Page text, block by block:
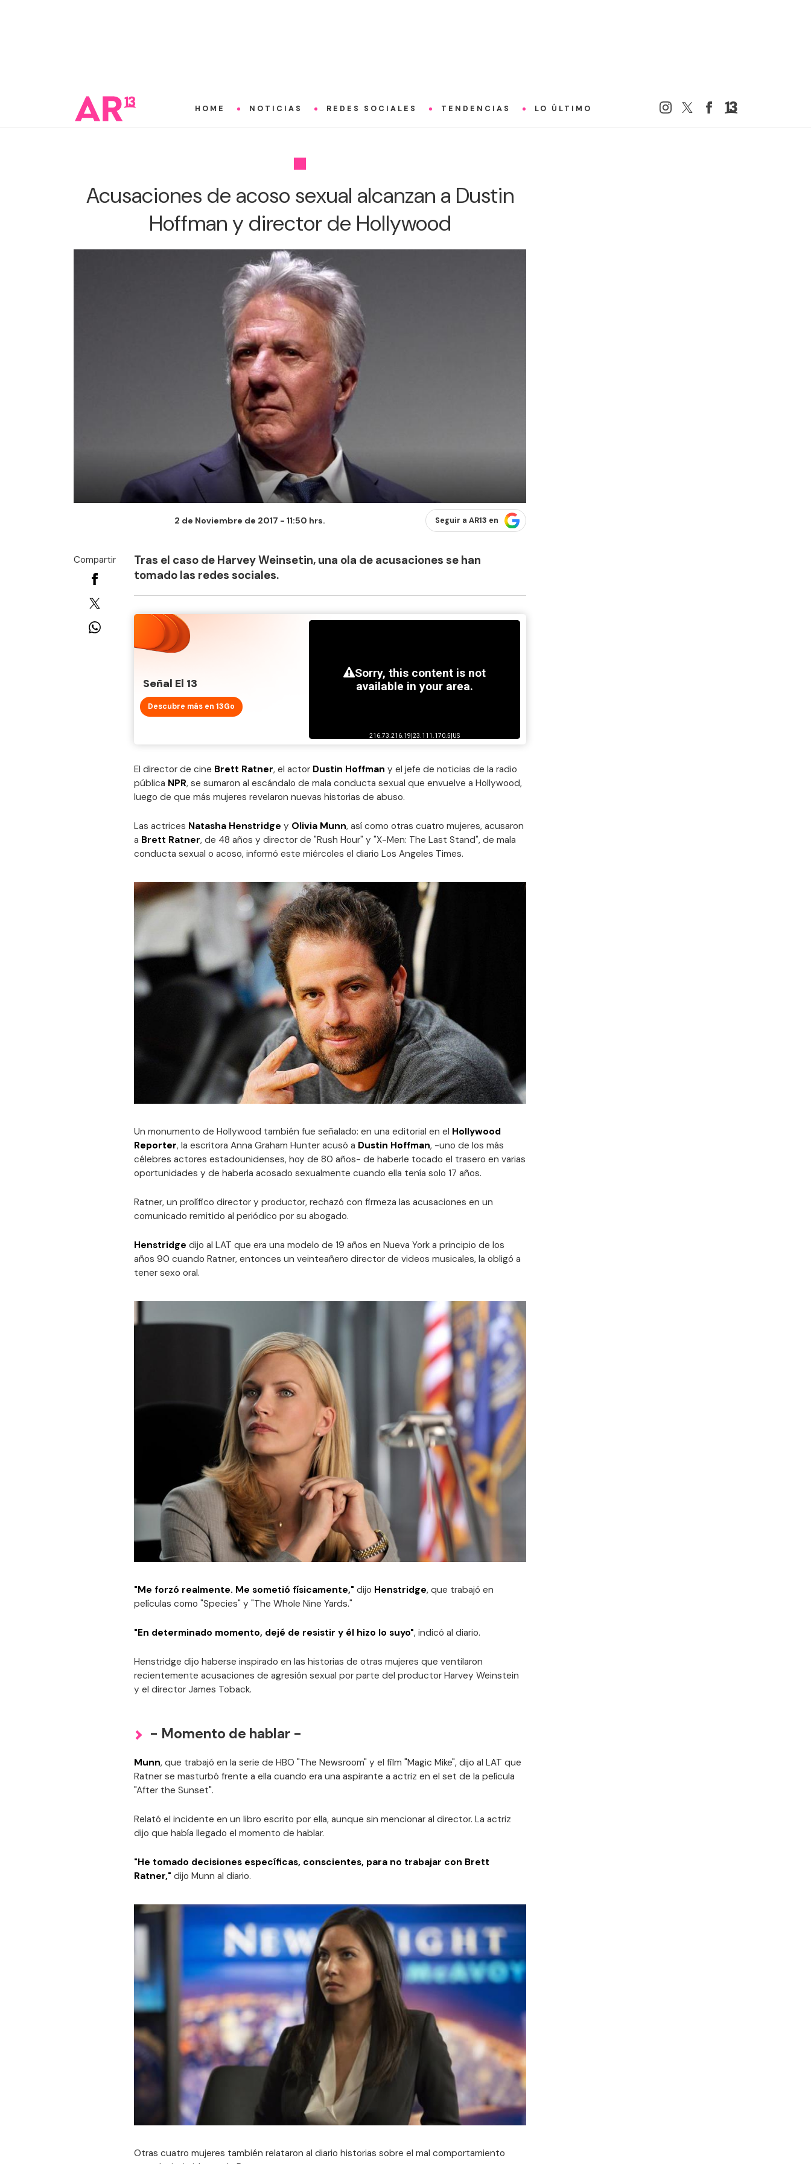
HOME NOTICIAS REDES SOCIALES TENDENCIAS LO ÚLTIMO
Acusaciones de acoso sexual alcanzan a Dustin
Hoffman y director de Hollywood
2 de Noviembre de 2017 - 11:50 hrs. Seguir a AR13 en
Compartir
Tras el caso de Harvey Weinsetin, una ola de acusaciones se han
tomado las redes sociales.
Señal El 13
Descubre más en 13Go
El director de cine Brett Ratner, el actor Dustin Hoffman y el jefe de noticias de la radio
pública NPR, se sumaron al escándalo de mala conducta sexual que envuelve a Hollywood,
luego de que más mujeres revelaron nuevas historias de abuso.
Las actrices Natasha Henstridge y Olivia Munn, así como otras cuatro mujeres, acusaron
a Brett Ratner, de 48 años y director de "Rush Hour" y "X-Men: The Last Stand", de mala
conducta sexual o acoso, informó este miércoles el diario Los Angeles Times.
Un monumento de Hollywood también fue señalado: en una editorial en el Hollywood
Reporter, la escritora Anna Graham Hunter acusó a Dustin Hoffman, -uno de los más
célebres actores estadounidenses, hoy de 80 años- de haberle tocado el trasero en varias
oportunidades y de haberla acosado sexualmente cuando ella tenía solo 17 años.
Ratner, un prolífico director y productor, rechazó con firmeza las acusaciones en un
comunicado remitido al periódico por su abogado.
Henstridge dijo al LAT que era una modelo de 19 años en Nueva York a principio de los
años 90 cuando Ratner, entonces un veinteañero director de videos musicales, la obligó a
tener sexo oral.
"Me forzó realmente. Me sometió físicamente," dijo Henstridge, que trabajó en
películas como "Species" y "The Whole Nine Yards."
"En determinado momento, dejé de resistir y él hizo lo suyo", indicó al diario.
Henstridge dijo haberse inspirado en las historias de otras mujeres que ventilaron
recientemente acusaciones de agresión sexual por parte del productor Harvey Weinstein
y el director James Toback.
- Momento de hablar -
Munn, que trabajó en la serie de HBO "The Newsroom" y el film "Magic Mike", dijo al LAT que
Ratner se masturbó frente a ella cuando era una aspirante a actriz en el set de la película
"After the Sunset".
Relató el incidente en un libro escrito por ella, aunque sin mencionar al director. La actriz
dijo que había llegado el momento de hablar.
"He tomado decisiones específicas, conscientes, para no trabajar con Brett
Ratner," dijo Munn al diario.
Otras cuatro mujeres también relataron al diario historias sobre el mal comportamiento